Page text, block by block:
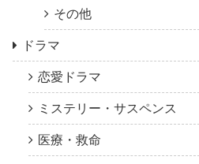
その他
ドラマ
恋愛ドラマ
ミステリー・サスペンス
医療・救命